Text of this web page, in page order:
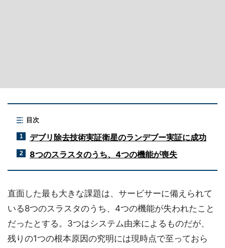
目次
1 デブリ除去技術実証衛星のランデブー実証に成功
2 8つのスラスタのうち、4つの機能が喪失
直面した最も大きな課題は、サービサーに備えられて
いる8つのスラスタのうち、4つの機能が失われたこと
だったとする。3つはシステム由来によるものだが、
残りの1つの根本原因の究明には現時点で至っておら